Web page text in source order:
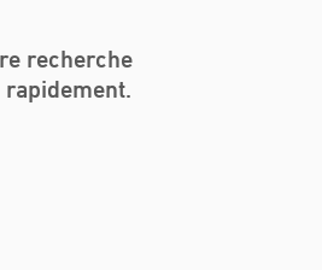
recherche